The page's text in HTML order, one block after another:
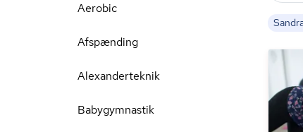
Aerobic
Afspænding
Alexanderteknik
Babygymnastik